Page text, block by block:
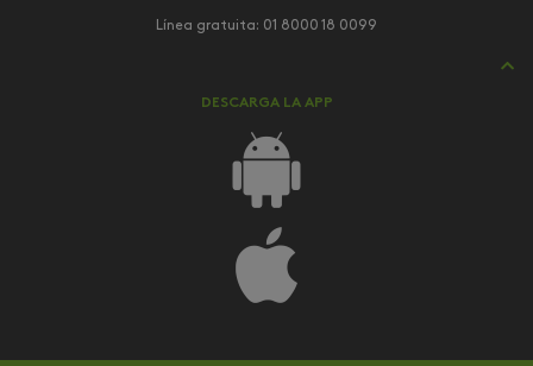
Línea gratuita: 01 8000 18 0099
DESCARGA LA APP